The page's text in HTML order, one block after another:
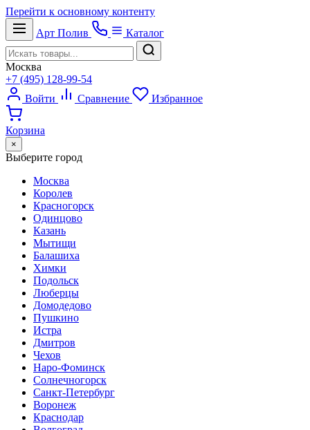
Перейти к основному контенту
Арт Полив Каталог
Москва
+7 (495) 128-99-54
Войти
Сравнение Избранное
Корзина
×
Выберите город
Москва
Королев
Красногорск
Одинцово
Казань
Мытищи
Балашиха
Химки
Подольск
Люберцы
Домодедово
Пушкино
Истра
Дмитров
Чехов
Наро-Фоминск
Солнечногорск
Санкт-Петербург
Воронеж
Краснодар